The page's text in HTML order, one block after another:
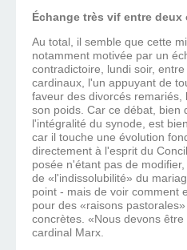
Échange très vif entre deux
Au total, il semble que cette
notamment motivée par un
contradictoire, lundi soir,
cardinaux, l'un appuyant de
faveur des divorcés
son poids. Car ce débat, bien
l'intégralité du synode, est
car il touche une évolution
directement à l'esprit du
posée n'étant pas de
de «l'indissolubilité» du
point - mais de voir comment
pour des «raisons
concrètes. «Nous devons
cardinal Marx.